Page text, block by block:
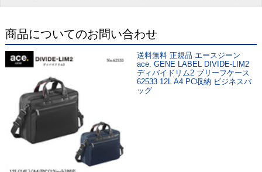
商品についてのお問い合わせ
送料無料 正規品 エースジーン
ace. GENE LABEL DIVIDE-LIM2
ディバイドリム2 ブリーフケース
62533 12L A4 PC収納 ビジネスバ
ッグ